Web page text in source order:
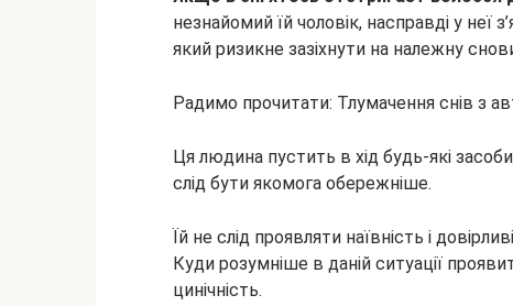
незнайомий їй чоловік, насправді у неї
який ризикне зазіхнути на належну
Радимо прочитати: Тлумачення снів з
Ця людина пустить в хід будь-які
слід бути якомога обережніше.
Їй не слід проявляти наївність і
Куди розумніше в даній ситуації
цинічність.